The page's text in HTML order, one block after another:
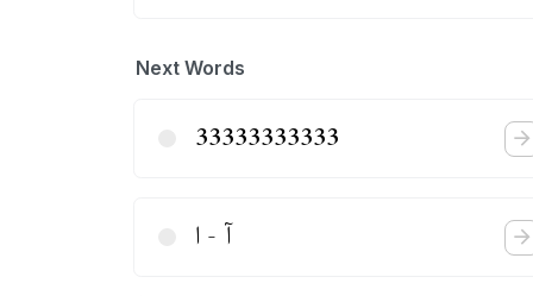
Next Words
33333333333
آ - ا